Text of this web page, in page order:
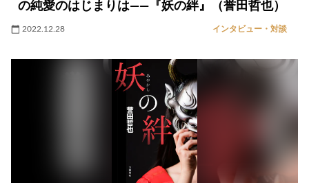
の純愛のはじまりは――『妖の絆』（誉田哲也）
2022.12.28 インタビュー・対談